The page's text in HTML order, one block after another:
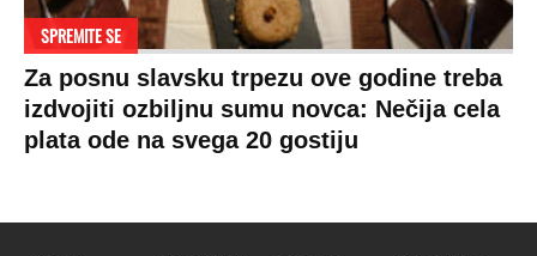
SPREMITE SE
Za posnu slavsku trpezu ove godine treba
izdvojiti ozbiljnu sumu novca: Nečija cela
plata ode na svega 20 gostiju